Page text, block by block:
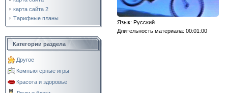
карта сайта 2
Тарифные планы
Категории раздела
Другое
Компьютерные игры
Красота и здоровье
Язык: Русский
Длительность материала: 00:01:00